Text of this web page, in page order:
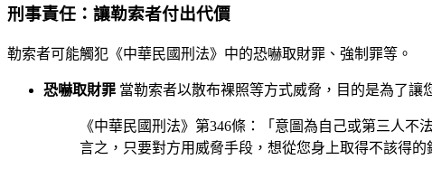
刑事責任：讓勒索者付出代價
勒索者可能觸犯《中華民國刑法》中的恐嚇取財罪、強制罪等。
恐嚇取財罪 當勒索者以散布裸照等方式威脅，目的是為了讓
《中華民國刑法》第346條：「意圖為自己或第三人
言之，只要對方用威脅手段，想從您身上取得不該得的